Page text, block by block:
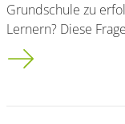
Grundschule zu
Lernern? Diese
Wie werden